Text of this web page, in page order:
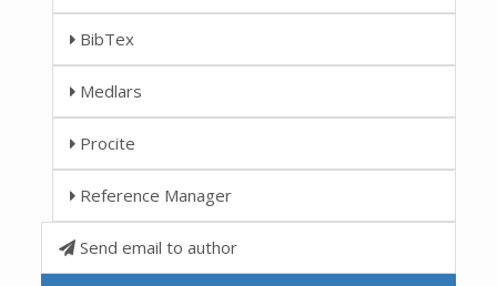
BibTex
Medlars
Procite
Reference Manager
Send email to author